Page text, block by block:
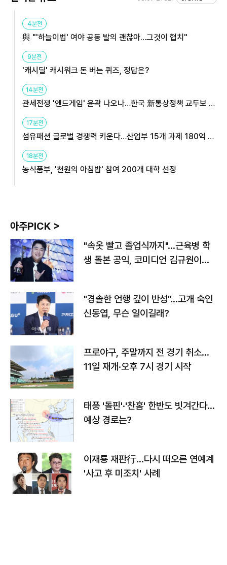
4분전
與 "'하늘이법' 여야 공동 발의 괜찮아…그것이 협치"
9분전
'캐시딜' 캐시워크 돈 버는 퀴즈, 정답은?
14분전
관세전쟁 '엔드게임' 윤곽 나오나…한국 新통상정책 교두보 활
17분전
섬유패션 글로벌 경쟁력 키운다…산업부 15개 과제 180억 지
18분전
농식품부, '천원의 아침밥' 참여 200개 대학 선정
아주PICK >
"속옷 빨고 졸업식까지"…근육병 학
생 돌본 공익, 코미디언 김규원이었
"경솔한 언행 깊이 반성"…고개 숙인
신동엽, 무슨 일이길래?
프로야구, 주말까지 전 경기 취소…
11일 재개·오후 7시 경기 시작
태풍 '돌핀'·'찬홈' 한반도 빗겨간다…
예상 경로는?
이재룡 재판行…다시 떠오른 연예계
'사고 후 미조치' 사례